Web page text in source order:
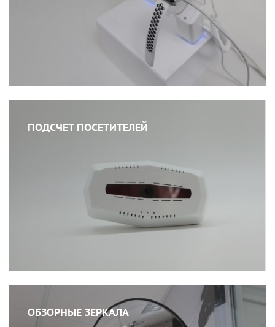
ПОДСЧЕТ ПОСЕТИТЕЛЕЙ
ОБЗОРНЫЕ ЗЕРКАЛА